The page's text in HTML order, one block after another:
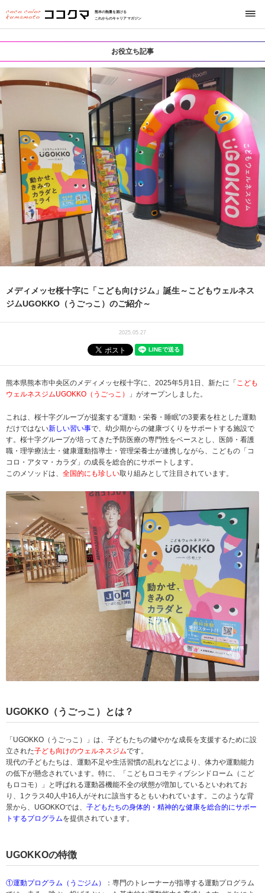
熊本の熱量を届ける
これからのキャリアマガジン
お役立ち記事
メディメッセ桜十字に「こども向けジム」誕生～こどもウェルネス
ジムUGOKKO（うごっこ）のご紹介～
2025.05.27
熊本県熊本市中央区のメディメッセ桜十字に、2025年5月1日、新たに「 こども
ウェルネスジムUGOKKO（うごっこ）
」がオープンしました。
これは、桜十字グループが提案する“運動・栄養・睡眠”の3要素を柱とした運動
だけではない新しい習い事で、幼少期からの健康づくりをサポートする施設で
す。桜十字グループが培ってきた予防医療の専門性をベースとし、医師・看護
職・理学療法士・健康運動指導士・管理栄養士が連携しながら、こどもの「コ
コロ・アタマ・カラダ」の成長を総合的にサポートします。
このメソッドは、 全国的にも珍しい取り組みとして注目されています。
UGOKKO（うごっこ）とは？
「UGOKKO（うごっこ）」は、子どもたちの健やかな成長を支援するために設
立された子ども向けのウェルネスジムです。
現代の子どもたちは、運動不足や生活習慣の乱れなどにより、体力や運動能力
の低下が懸念されています。特に、「こどもロコモティブシンドローム（こど
もロコモ）」と呼ばれる運動器機能不全の状態が増加しているといわれてお
り、1クラス40人中16人がそれに該当するともいわれています。このような背
景から、UGOKKOでは、 子どもたちの身体的・精神的な健康を総合的にサポー
トするプログラムを提供されています。
UGOKKOの特徴
①運動プログラム（うごジム）
：専門のトレーナーが指導する運動プログラム